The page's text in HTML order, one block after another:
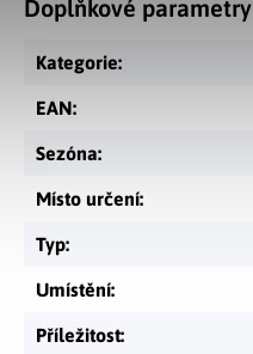
Doplňkové parametry
Kategorie:
EAN:
Sezóna:
Místo určení:
Typ:
Umístění:
Příležitost: